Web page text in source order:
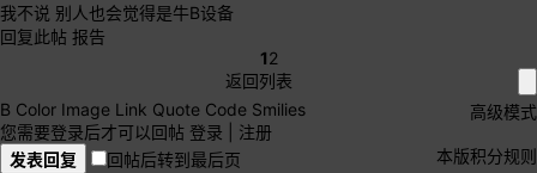
我不说 别人也会觉得是牛B设备
回复此帖 报告
12
返回列表
高级模式
B Color Image Link Quote Code Smilies
您需要登录后才可以回帖 登录
注册
本版积分规则
发表回复 回帖后转到最后页